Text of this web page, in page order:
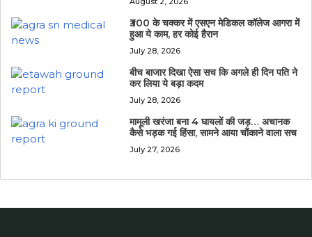
₹300 के चक्कर में एसएन मेडिकल कॉलेज आगरा में
हुआ ये काम, हर कोई हैरान
July 28, 2026
बीच बाजार दिखा ऐसा सच कि अगले ही दिन पति ने
कर लिया ये बड़ा कदम
July 28, 2026
मामूली खरंजा बना 4 घायलों की जड़… अचानक
कैसे भड़क गई हिंसा, सामने आया चौंकाने वाला सच
July 27, 2026